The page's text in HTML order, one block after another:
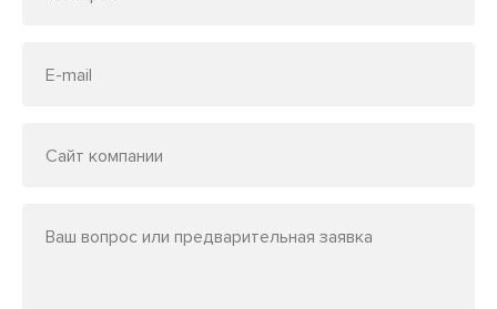
E-mail
Сайт компании
Ваш вопрос или предварительная заявка